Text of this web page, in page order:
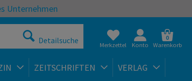
Unternehmen
Detailsuche Merkzettel Konto
0
Warenkorb
ZEITSCHRIFTEN VERLAG